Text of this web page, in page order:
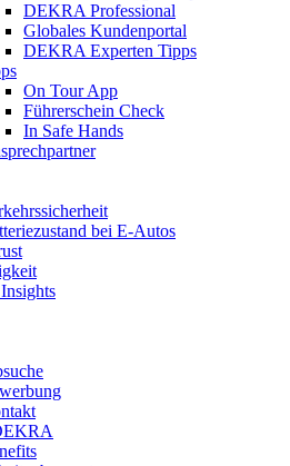
DEKRA Professional
Globales Kundenportal
DEKRA Experten Tipps
On Tour App
Führerschein Check
In Safe Hands
bei E-Autos